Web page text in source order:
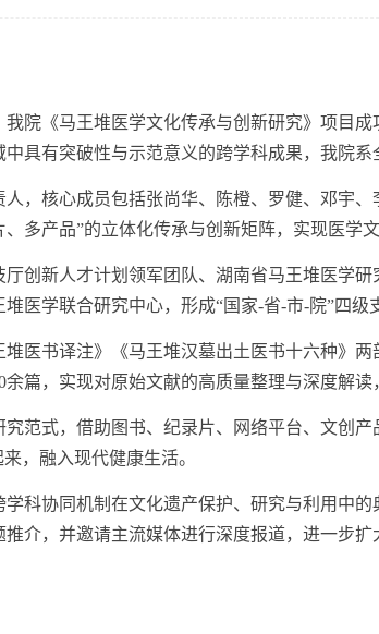
《马王堆医学文化传承与创新研究》项目成
具有突破性与示范意义的跨学科成果，我院系
核心成员包括张尚华、陈橙、罗健、邓宇、
多产品”的立体化传承与创新矩阵，实现医学
新人才计划领军团队、湖南省马王堆医学研
医学联合研究中心，形成“国家-省-市-院”四级
书译注》《马王堆汉墓出土医书十六种》两
篇，实现对原始文献的高质量整理与深度解
式，借助图书、纪录片、网络平台、文创产
，融入现代健康生活。
协同机制在文化遗产保护、研究与利用中的
介，并邀请主流媒体进行深度报道，进一步扩